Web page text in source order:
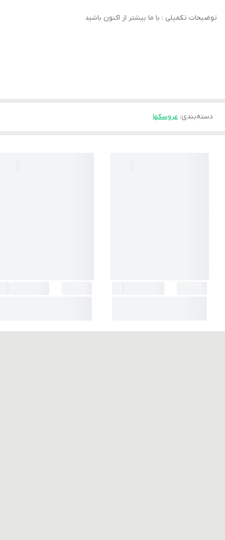
توضیحات تکمیلی : با ما بیشتر از اکنون باشید
دسته‌بندی: عروسکها